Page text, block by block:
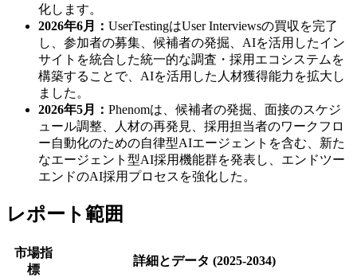
化します。
2026年6月： UserTestingはUser Interviewsの買収を完了
し、参加者の募集、候補者の発掘、AIを活用したイン
サイトを統合した統一的な調査・採用エコシステムを
構築することで、AIを活用した人材獲得能力を拡大し
ました。
2026年5月： Phenomは、候補者の発掘、面接のスケジ
ュール調整、人材の再発見、採用担当者のワークフロ
ー自動化のための自律型AIエージェントを含む、新た
なエージェント型AI採用機能群を発表し、エンドツー
エンドのAI採用プロセスを強化した。
レポート範囲
市場指
標
詳細とデータ (2025-2034)